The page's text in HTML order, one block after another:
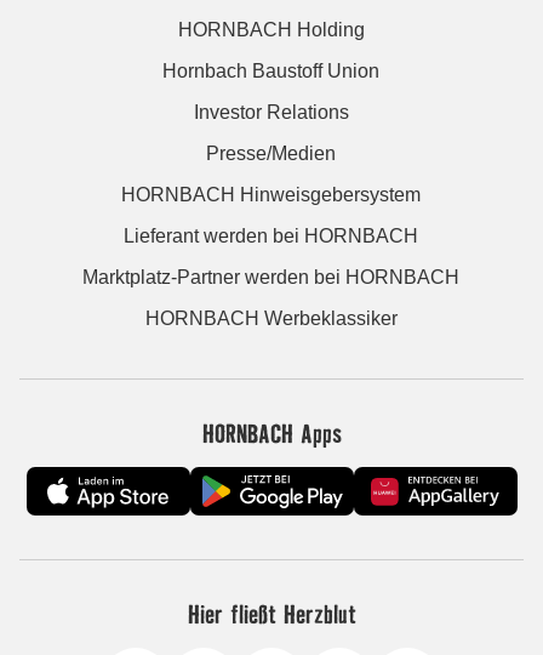
HORNBACH Holding
Hornbach Baustoff Union
Investor Relations
Presse/Medien
HORNBACH Hinweisgebersystem
Lieferant werden bei HORNBACH
Marktplatz-Partner werden bei HORNBACH
HORNBACH Werbeklassiker
HORNBACH Apps
Hier fließt Herzblut